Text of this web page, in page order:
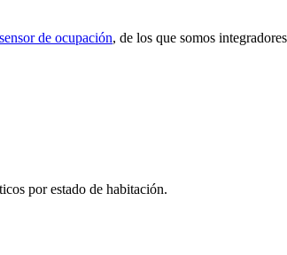
de ocupación, de los que somos
por estado de habitación.